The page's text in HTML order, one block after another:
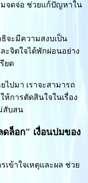
จดจ่อ ช่วยแก้ปัญหาใน
จะมีความสงบเป็น
ละจิตใจได้พักผ่อนอย่าง
ยด
ไปมา เราจะสามารถ
การตัดสินใจในเรื่อง
สับสน
ล็อก" เงื่อนปมของ
ข้าใจเหตุและผล ช่วย